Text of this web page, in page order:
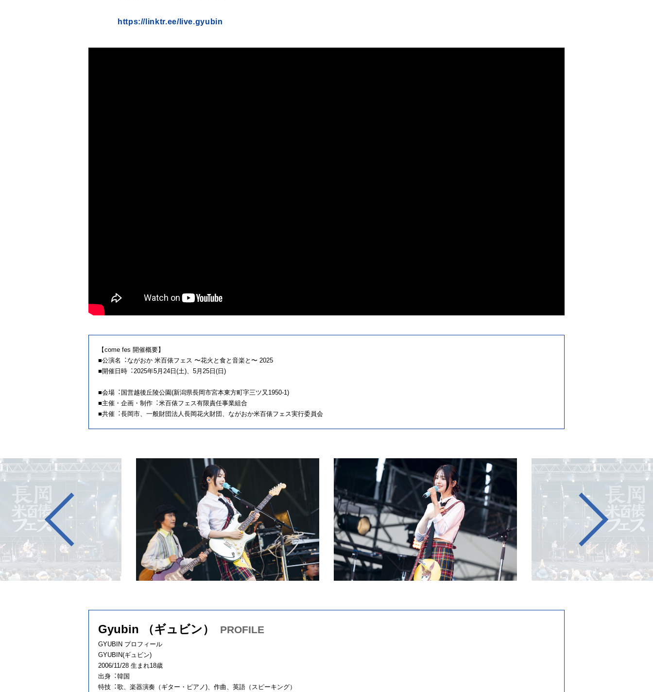
https://linktr.ee/live.gyubin
【come fes 開催概要】
■公演名︓ながおか ⽶百俵フェス 〜花⽕と⾷と⾳楽と〜 2025
■開催⽇時︓2025年5⽉24⽇(⼟)、5⽉25⽇(⽇)
■会場︓国営越後丘陵公園(新潟県⻑岡市宮本東⽅町字三ツ⼜1950-1)
■主催・企画・制作︓⽶百俵フェス有限責任事業組合
■共催︓⻑岡市、⼀般財団法⼈⻑岡花⽕財団、ながおか⽶百俵フェス実⾏委員会
Gyubin （ギュビン） PROFILE
GYUBIN プロフィール
GYUBIN(ギュビン)
2006/11/28 ⽣まれ18歳
出⾝︓韓国
特技︓歌、楽器演奏（ギター・ピアノ)、作曲、英語（スピーキング）